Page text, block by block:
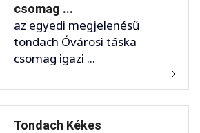
csomag ...
az egyedi megjelenésű
tondach Óvárosi táska
csomag igazi ...
Tondach Kékes